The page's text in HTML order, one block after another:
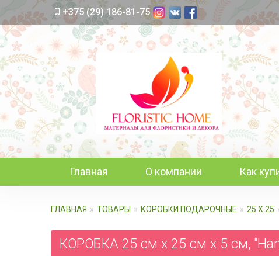
+375 (29) 186-81-75
Главная О компании Как
ГЛАВНАЯ ТОВАРЫ КОРОБКИ ПОДАРОЧНЫЕ 25 Х 25
КОРОБКА 25 см х 25 см х 5 см,